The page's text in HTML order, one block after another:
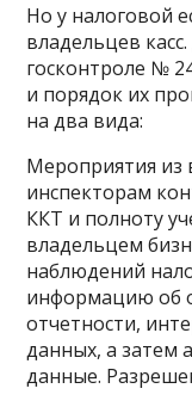
Но у налоговой
владельцев
госконтроле №
и порядок их
на два вида:
Мероприятия из
инспекторам
ККТ и полноту
владельцем
наблюдений
информацию об
отчетности,
данных, а затем
данные.